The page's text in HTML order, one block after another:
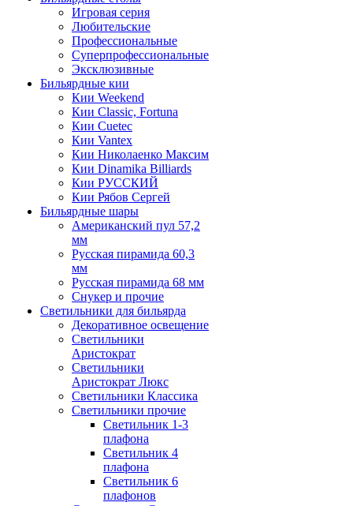
Игровая серия
Любительские
Профессиональные
Суперпрофессиональные
Эксклюзивные
Бильярдные кии
Кии Weekend
Кии Classic, Fortuna
Кии Cuetec
Кии Vantex
Кии Николаенко Максим
Кии Dinamika Billiards
Кии РУССКИЙ
Кии Рябов Сергей
Бильярдные шары
Американский пул 57,2
мм
Русская пирамида 60,3
мм
Русская пирамида 68 мм
Снукер и прочие
Светильники для бильярда
Декоративное освещение
Светильники
Аристократ
Светильники
Аристократ Люкс
Светильники Классика
Светильники прочие
Светильник 1-3
плафона
Светильник 4
плафона
Светильник 6
плафонов